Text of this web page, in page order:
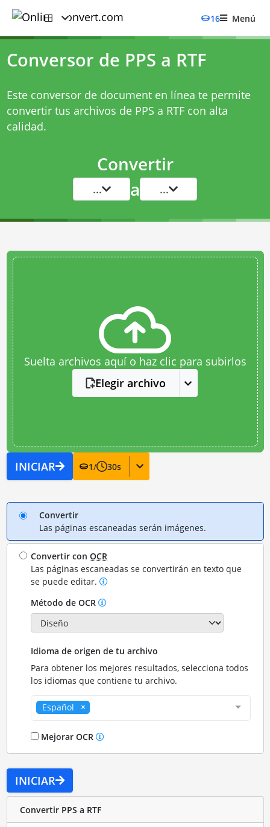
16 Menú
Conversor de PPS a RTF
Este conversor de document en línea te permite
convertir tus archivos de PPS a RTF con alta
calidad.
Convertir
... a ...
Suelta archivos aquí o haz clic para subirlos
Elegir archivo
INICIAR 1/ 30s
Convertir
Las páginas escaneadas serán imágenes.
Convertir conOCR
Las páginas escaneadas se convertirán en texto que
se puede editar.
Método de OCR
Idioma de origen de tu archivo
Para obtener los mejores resultados, selecciona todos
los idiomas que contiene tu archivo.
Español
Mejorar OCR
INICIAR
Convertir PPS a RTF